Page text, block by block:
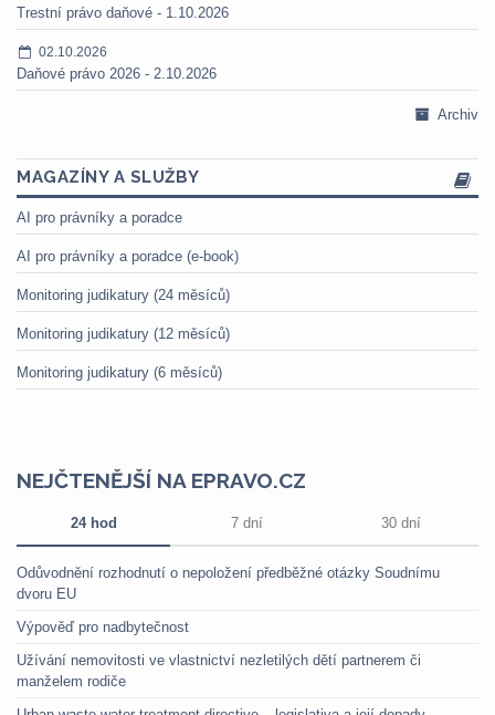
Trestní právo daňové - 1.10.2026
02.10.2026
Daňové právo 2026 - 2.10.2026
Archiv
MAGAZÍNY A SLUŽBY
AI pro právníky a poradce
AI pro právníky a poradce (e-book)
Monitoring judikatury (24 měsíců)
Monitoring judikatury (12 měsíců)
Monitoring judikatury (6 měsíců)
NEJČTENĚJŠÍ NA EPRAVO.CZ
24 hod 7 dní 30 dní
Odůvodnění rozhodnutí o nepoložení předběžné otázky Soudnímu
dvoru EU
Výpověď pro nadbytečnost
Užívání nemovitosti ve vlastnictví nezletilých dětí partnerem či
manželem rodiče